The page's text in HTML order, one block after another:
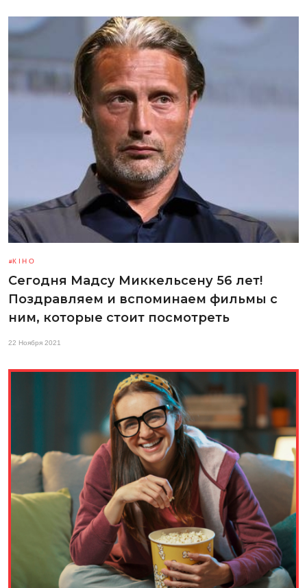
КІНО
Сегодня Мадсу Миккельсену 56 лет!
Поздравляем и вспоминаем фильмы с
ним, которые стоит посмотреть
22 Ноября 2021